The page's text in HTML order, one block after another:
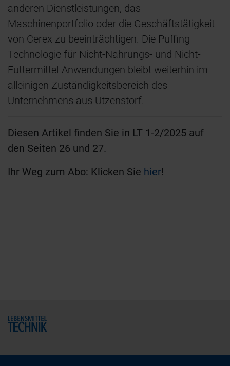
anderen Dienstleistungen, das
Maschinenportfolio oder die Geschäftstätigkeit
von Cerex zu beeinträchtigen. Die Puffing-
Technologie für Nicht-Nahrungs- und Nicht-
Futtermittel-Anwendungen bleibt weiterhin im
alleinigen Zuständigkeitsbereich des
Unternehmens aus Utzenstorf.
Diesen Artikel finden Sie in LT 1-2/2025 auf
den Seiten 26 und 27.
Ihr Weg zum Abo: Klicken Sie hier!
Home